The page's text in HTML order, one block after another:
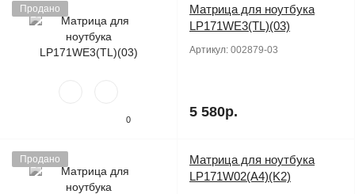
Продано
0
Матрица для ноутбука
LP171WE3(TL)(03)
Артикул: 002879-03
5 580р.
Продано
Матрица для ноутбука
LP171W02(A4)(K2)